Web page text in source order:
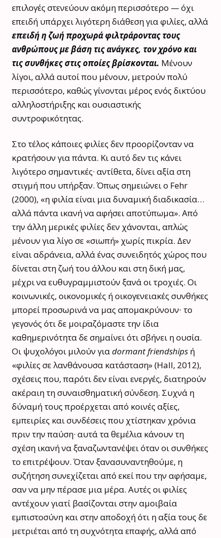
επιλογές στενεύουν ακόμη περισσότερο — όχι
επειδή υπάρχει λιγότερη διάθεση για φιλίες, αλλά
επειδή η ζωή προχωρά φιλτράροντας τους
ανθρώπους με βάση τις ανάγκες, τον χρόνο και
τις συνθήκες στις οποίες βρίσκονται. Μένουν
λίγοι, αλλά αυτοί που μένουν, μετρούν πολύ
περισσότερο, καθώς γίνονται μέρος ενός δικτύου
αλληλοστήριξης και ουσιαστικής
συντροφικότητας.
Στο τέλος κάποιες φιλίες δεν προορίζονταν να
κρατήσουν για πάντα. Κι αυτό δεν τις κάνει
λιγότερο σημαντικές· αντίθετα, δίνει αξία στη
στιγμή που υπήρξαν. Όπως σημειώνει ο Fehr
(2000), «η φιλία είναι μια δυναμική διαδικασία…
αλλά πάντα ικανή να αφήσει αποτύπωμα». Από
την άλλη μερικές φιλίες δεν χάνονται, απλώς
μένουν για λίγο σε «σιωπή» χωρίς πικρία. Δεν
είναι αδράνεια, αλλά ένας συνειδητός χώρος που
δίνεται στη ζωή του άλλου και στη δική μας,
μέχρι να ευθυγραμμιστούν ξανά οι τροχιές. Οι
κοινωνικές, οικονομικές ή οικογενειακές συνθήκες
μπορεί προσωρινά να μας απομακρύνουν∙ το
γεγονός ότι δε μοιραζόμαστε την ίδια
καθημερινότητα δε σημαίνει ότι σβήνει η ουσία.
Οι ψυχολόγοι μιλούν γιαdormantfriendships ή
«φιλίες σε λανθάνουσα κατάσταση» (Hall, 2012),
σχέσεις που, παρότι δεν είναι ενεργές, διατηρούν
ακέραιη τη συναισθηματική σύνδεση. Συχνά η
δύναμή τους προέρχεται από κοινές αξίες,
εμπειρίες και συνδέσεις που χτίστηκαν χρόνια
πριν την παύση· αυτά τα θεμέλια κάνουν τη
σχέση ικανή να ξαναζωντανέψει όταν οι συνθήκες
το επιτρέψουν. Όταν ξανασυναντηθούμε, η
συζήτηση συνεχίζεται από εκεί που την αφήσαμε,
σαν να μην πέρασε μια μέρα. Αυτές οι φιλίες
αντέχουν γιατί βασίζονται στην αμοιβαία
εμπιστοσύνη και στην αποδοχή ότι η αξία τους δε
μετριέται από τη συχνότητα επαφής, αλλά από